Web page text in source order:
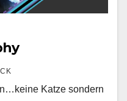
Katze sondern